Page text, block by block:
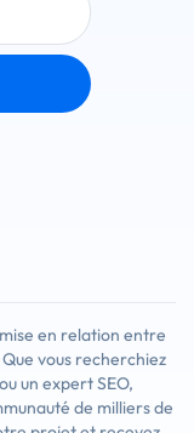
en relation entre
vous recherchiez
un expert SEO,
de milliers de